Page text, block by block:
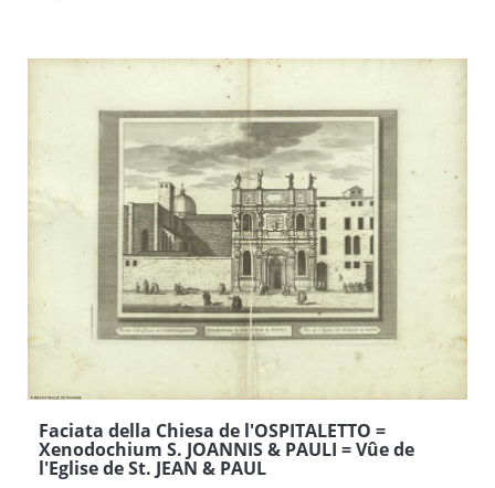
Faciata della Chiesa de l'OSPITALETTO =
Xenodochium S. JOANNIS & PAULI = Vûe de
l'Eglise de St. JEAN & PAUL